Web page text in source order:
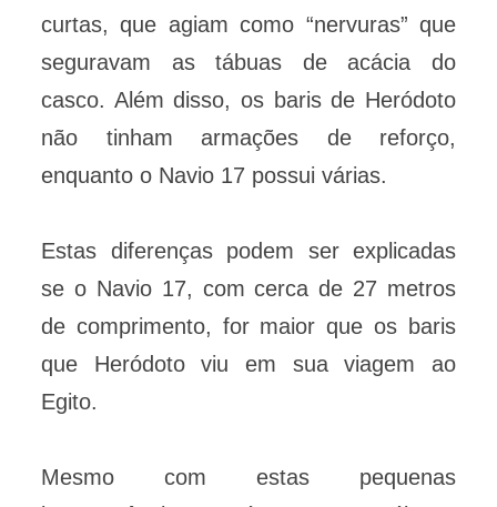
curtas, que agiam como “nervuras” que
seguravam as tábuas de acácia do
casco. Além disso, os baris de Heródoto
não tinham armações de reforço,
enquanto o Navio 17 possui várias.
Estas diferenças podem ser explicadas
se o Navio 17, com cerca de 27 metros
de comprimento, for maior que os baris
que Heródoto viu em sua viagem ao
Egito.
Mesmo com estas pequenas